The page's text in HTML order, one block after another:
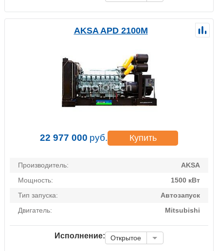
AKSA APD 2100M
22 977 000 руб. Купить
Производитель:
AKSA
Мощность:
1500 кВт
Тип запуска:
Автозапуск
Двигатель:
Mitsubishi
Исполнение: Открытое